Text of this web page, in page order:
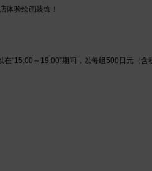
体验绘画装饰！
“15:00～19:00”期间，以每组500日元（